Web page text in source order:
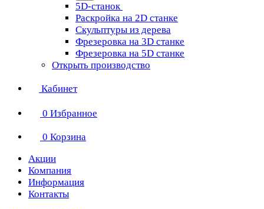
5D-станок
Раскройка на 2D станке
Скульптуры из дерева
Фрезеровка на 3D станке
Фрезеровка на 5D станке
Открыть производство
Кабинет
0 Избранное
0 Корзина
Акции
Компания
Информация
Контакты